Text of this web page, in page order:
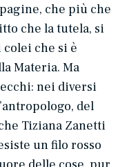
che più che
che la tutela, si
colei che si è
Materia. Ma
nei diversi
del
Tiziana Zanetti
un filo rosso